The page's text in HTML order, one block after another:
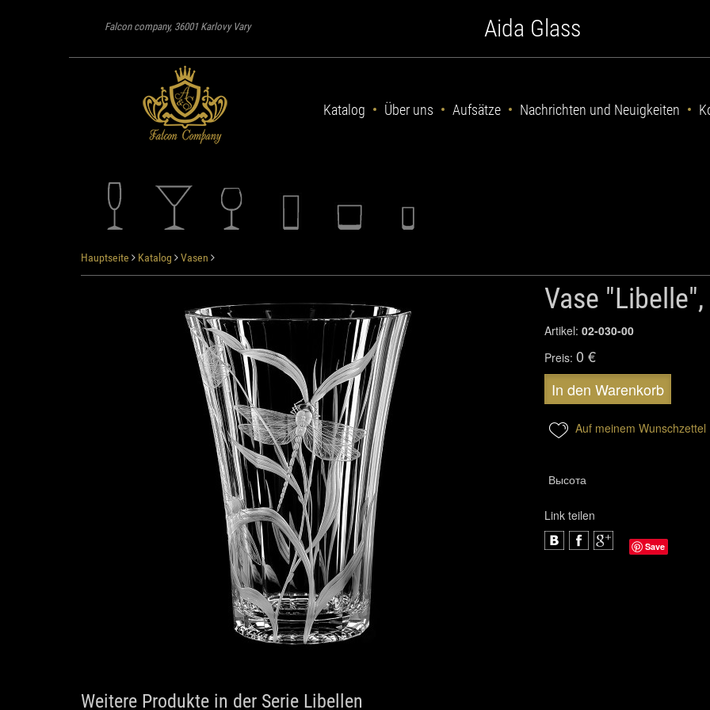
Falcon company, 36001 Karlovy Vary Aida Glass
Katalog Über uns Aufsätze Nachrichten und Neuigkeiten
Hauptseite Katalog Vasen
Vase
Artikel: 02-030-00
Preis: 0 €
In den Warenkorb
Auf meinem Wunschzettel
Высота
Link teilen
Save
Weitere Produkte in der Serie Libellen